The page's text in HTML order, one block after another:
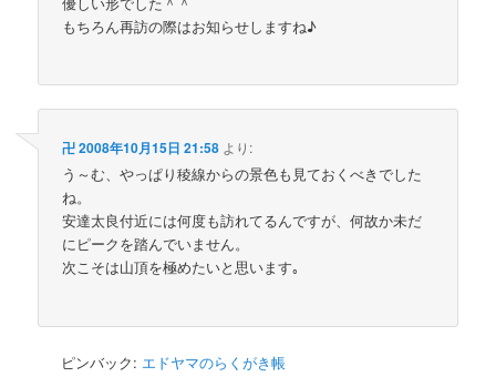
もちろん再訪の際はお知らせしますね♪
卍2008年10月15日 21:58 より:
う～む、やっぱり稜線からの景色も見ておくべきでした
ね。
安達太良付近には何度も訪れてるんですが、何故か未だ
にピークを踏んでいません。
次こそは山頂を極めたいと思います｡
ピンバック: エドヤマのらくがき帳